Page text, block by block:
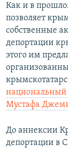
Как и в
позволяет
собственные
депортации
этого им
национальный
Мустафа
До аннексии
депортации в